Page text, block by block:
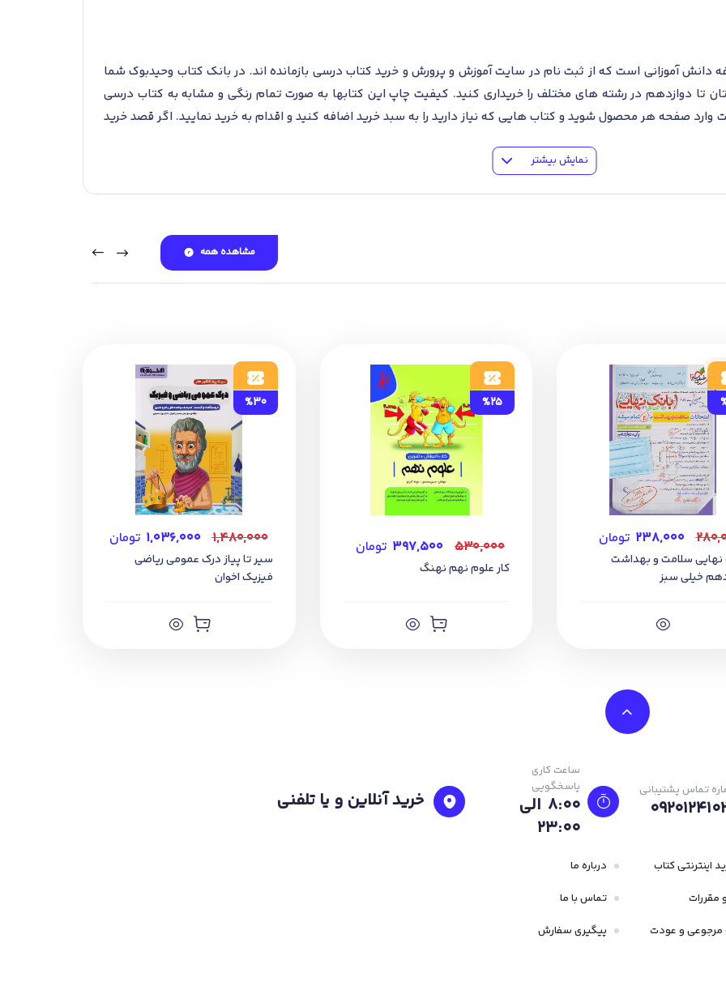
دانش آموزانی است که از ثبت نام در سایت آموزش و پرورش و خرید کتاب درسی بازمانده اند. در بانک کتاب وحیدبوک شما
تا دوازدهم در رشته های مختلف را خریداری کنید. کیفیت چاپ این کتابها به صورت تمام رنگی و مشابه به کتاب درسی
صفحه هر محصول شوید و کتاب هایی که نیاز دارید را به سبد خرید اضافه کنید و اقدام به خرید نمایید. اگر قصد خرید
تشکیل میشود. کسانی که در مقطع دوازدهم هستند و فارغ التحصیلان سالهای گذشته میتوانند در کنکور شرکت کنند
نمایش بیشتر
مشاهده همه
۲۳۸,۰۰۰ تومان
نهایی سلامت و بهداشت
خیلی سبز
%25
۵۳۰,۰۰۰ ۳۹۷,۵۰۰ تومان
کار علوم نهم نهنگ
%30
۱,۴۸۰,۰۰۰ ۱,۰۳۶,۰۰۰ تومان
سیر تا پیاز درک عمومی ریاضی
فیزیک اخوان
تماس پشتیبانی
ساعت کاری
پاسخگویی
8:00 الی
23:۰۰
خرید آنلاین و یا تلفنی
اینترنتی کتاب
مقررات
و عودت
درباره ما
تماس با ما
پیگیری سفارش